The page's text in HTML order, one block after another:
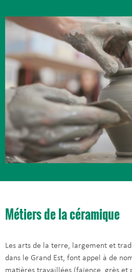
Métiers de la céramique
Les arts de la terre, largement et
dans le Grand Est, font appel à de
matières travaillées (faïence, grès et